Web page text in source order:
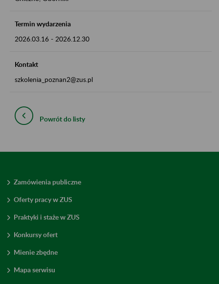
Termin wydarzenia
2026.03.16 - 2026.12.30
Kontakt
szkolenia_poznan2@zus.pl
Powrót do listy
Zamówienia publiczne
Oferty pracy w ZUS
Praktyki i staże w ZUS
Konkursy ofert
Mienie zbędne
Mapa serwisu